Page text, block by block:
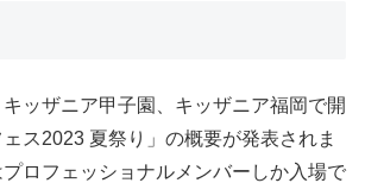
ッザニア甲子園、キッザニア福岡で開
ス2023 夏祭り」の概要が発表されま
ロフェッショナルメンバーしか入場で